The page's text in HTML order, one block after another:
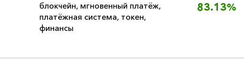
блокчейн, мгновенный платёж,
платёжная система, токен,
финансы
83.13%